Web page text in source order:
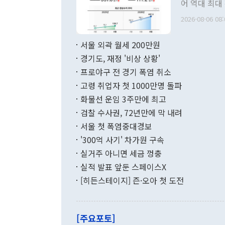
관의 무리한
다. [정동영 통일부 장관이 지난달 23일 오후 서울 종로구 정부서울청사에
무너졌다고
함께 4자 대
"우리의 선
관은 업무
어 역대 최
료=한국은행] 한국은행이 6일 발표한 '2026년 6월 국제수지(잠정)'
며 월간 기
196.9% 급
수출은
기록했지만
로 전환됐다.
는 배당수입
2026-08-06
서울 외곽 월세 200만원
경기도, 재정 '비상 상황'
프로야구 전 경기 폭염 취소
고령 취업자 첫 1000만명 돌파
화물선 운임 3주만에 최고
검찰 수사권, 72년만에 막 내려
서울 첫 폭염중대경보
'300억 사기' 차가원 구속
실거주 아니면 세금 껑충
실적 발표 앞둔 스페이스X
[히든스테이지] 즌·오아 첫 도전
[주요포토]